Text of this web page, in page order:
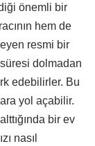
önemli bir
hem de
resmi bir
dolmadan
edebilirler. Bu
yol açabilir.
bir ev
nasıl